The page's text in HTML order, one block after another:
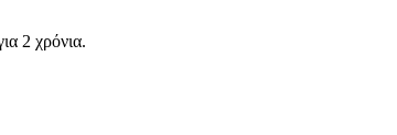
2 χρόνια.